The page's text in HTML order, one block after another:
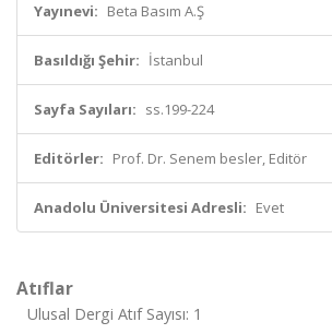
Yayınevi: Beta Basım A.Ş
Basıldığı Şehir: İstanbul
Sayfa Sayıları: ss.199-224
Editörler: Prof. Dr. Senem besler, Editör
Anadolu Üniversitesi Adresli: Evet
Atıflar
Ulusal Dergi Atıf Sayısı: 1